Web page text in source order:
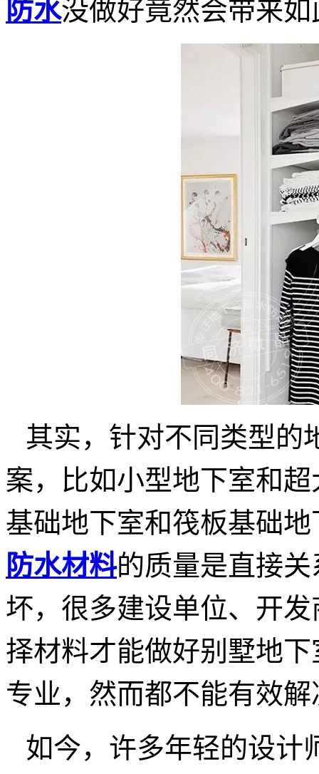
防水没做好竟然会带来
其实，针对不同类型的
案，比如小型地下室和
基础地下室和筏板基础
防水材料的质量是直接
坏，很多建设单位、开
择材料才能做好别墅地
专业，然而都不能有效
如今，许多年轻的设计